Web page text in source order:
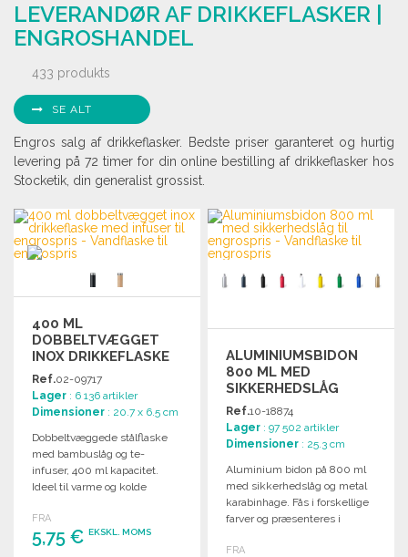
LEVERANDØR AF DRIKKEFLASKER |
ENGROSHANDEL
433 produkts
SE ALT
Engros salg af drikkeflasker. Bedste priser garanteret og hurtig
levering på 72 timer for din online bestilling af drikkeflasker hos
Stocketik, din generalist grossist.
400 ML
DOBBELTVÆGGET
INOX DRIKKEFLASKE
MED INFUSER
Ref.02-09717
Lager : 6 136 artikler
Dimensioner : 20.7 x 6.5 cm
Dobbeltvæggede stålflaske
med bambuslåg og te-
infuser, 400 ml kapacitet.
Ideel til varme og kolde
FRA
5,75 € EKSKL. MOMS
ALUMINIUMSBIDON
800 ML MED
SIKKERHEDSLÅG
Ref.10-18874
Lager : 97 502 artikler
Dimensioner : 25.3 cm
Aluminium bidon på 800 ml
med sikkerhedslåg og metal
karabinhage. Fås i forskellige
farver og præsenteres i
FRA